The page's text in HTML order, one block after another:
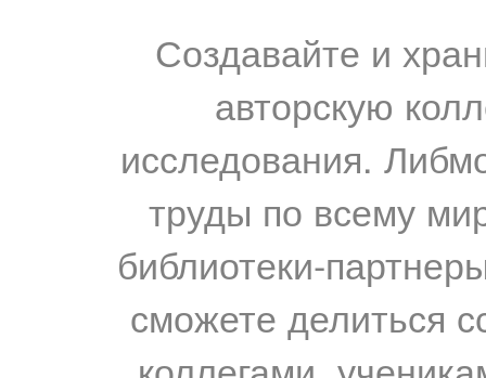
Создавайте и
авторскую
исследования.
труды по всему
библиотеки-
сможете делиться